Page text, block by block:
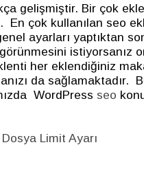
gelişmiştir. Bir çok
En çok kullanılan seo
ayarları yaptıktan
istiyorsanız
her eklendiğiniz
da sağlamaktadır.
WordPress seo
Limit Ayarı